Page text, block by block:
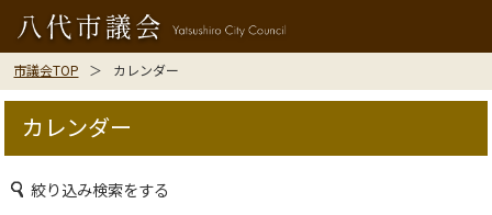
市議会TOP カレンダー
カレンダー
絞り込み検索をする